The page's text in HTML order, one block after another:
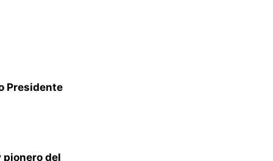
Presidente
pionero del